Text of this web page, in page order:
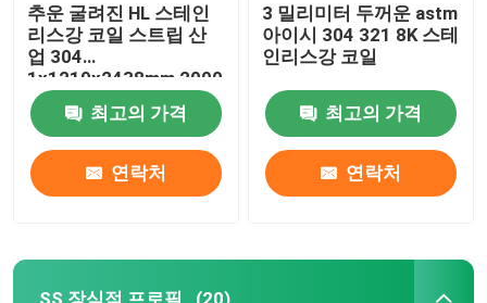
공장 여행
품질 관리
연락주세요
스테인레스 스틸 합금
추운 굴려진 HL 스테인
리스강 코일 스트립 산
업 304
1x1219x2438mm 2000
밀리미터
최고의 가격
연락처
3 밀리미터 두꺼운 astm
아이시 304 321 8K 스테
인리스강 코일
최고의 가격
연락처
SS 장식적 프로필